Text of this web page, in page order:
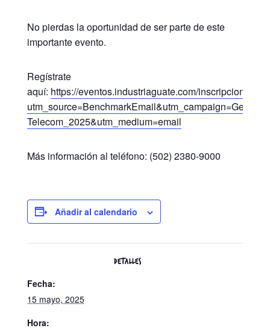
No pierdas la oportunidad de ser parte de este
importante evento.
Regístrate
aquí: https://eventos.industriaguate.com/inscripcion/
utm_source=BenchmarkEmail&utm_campaign=General-
Telecom_2025&utm_medium=email
Más información al teléfono: (502) 2380-9000
Añadir al calendario
DETALLES
Fecha:
15 mayo, 2025
Hora: